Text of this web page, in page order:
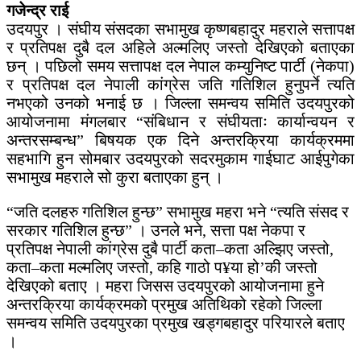
गजेन्द्र राई
उदयपुर । संघीय संसदका सभामुख कृष्णबहादुर महराले सत्तापक्ष
र प्रतिपक्ष दुबै दल अहिले अल्मलिए जस्तो देखिएको बताएका
छन् । पछिलो समय सत्तापक्ष दल नेपाल कम्युनिष्ट पार्टी (नेकपा)
र प्रतिपक्ष दल नेपाली कांग्रेस जति गतिशिल हुनुपर्ने त्यति
नभएको उनको भनाई छ । जिल्ला समन्वय समिति उदयपुरको
आयोजनामा मंगलबार “संबिधान र संघीयताः कार्यान्वयन र
अन्तरसम्बन्ध” बिषयक एक दिने अन्तरक्रिया कार्यक्रममा
सहभागि हुन सोमबार उदयपुरको सदरमुकाम गाईघाट आईपुगेका
सभामुख महराले सो कुरा बताएका हुन् ।
“जति दलहरु गतिशिल हुन्छ” सभामुख महरा भने “त्यति संसद र
सरकार गतिशिल हुन्छ” । उनले भने, सत्ता पक्ष नेकपा र
प्रतिपक्ष नेपाली कांग्रेस दुबै पार्टी कता–कता अल्झिए जस्तो,
कता–कता मल्मलिए जस्तो, कहि गाठो प¥या हो’की जस्तो
देखिएको बताए । महरा जिसस उदयपुरको आयोजनामा हुने
अन्तरक्रिया कार्यक्रमको प्रमुख अतिथिको रहेको जिल्ला
समन्वय समिति उदयपुरका प्रमुख खड्गबहादुर परियारले बताए
।